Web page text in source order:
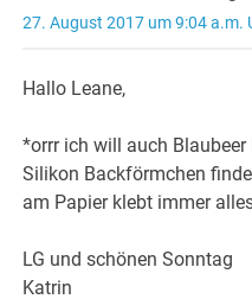
27. August 2017 um 9:04 a.m.
Hallo Leane,
*orrr ich will auch
Silikon Backförmchen
am Papier klebt immer
LG und schönen Sonntag
Katrin